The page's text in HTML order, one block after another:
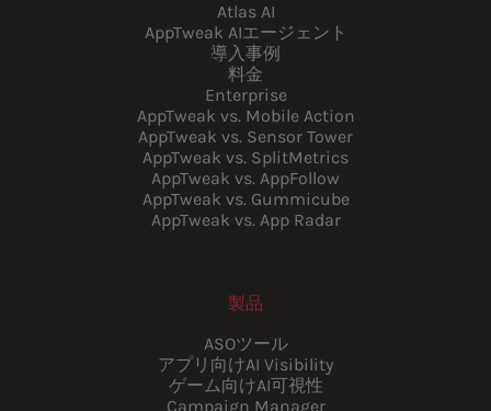
Atlas AI
AppTweak AIエージェント
導入事例
料金
Enterprise
AppTweak vs. Mobile Action
AppTweak vs. Sensor Tower
AppTweak vs. SplitMetrics
AppTweak vs. AppFollow
AppTweak vs. Gummicube
AppTweak vs. App Radar
製品
ASOツール
アプリ向けAI Visibility
ゲーム向けAI可視性
Campaign Manager